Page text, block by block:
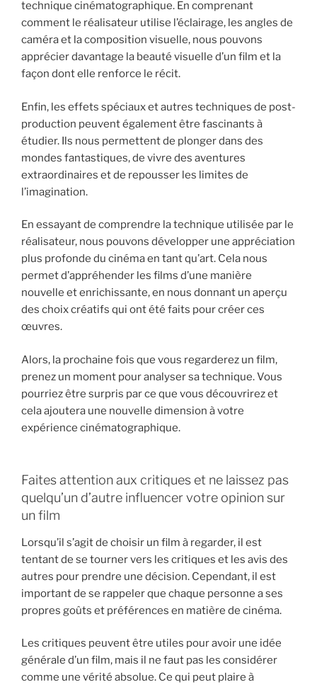
technique cinématographique. En comprenant
comment le réalisateur utilise l’éclairage, les angles de
caméra et la composition visuelle, nous pouvons
apprécier davantage la beauté visuelle d’un film et la
façon dont elle renforce le récit.
Enfin, les effets spéciaux et autres techniques de post-
production peuvent également être fascinants à
étudier. Ils nous permettent de plonger dans des
mondes fantastiques, de vivre des aventures
extraordinaires et de repousser les limites de
l’imagination.
En essayant de comprendre la technique utilisée par le
réalisateur, nous pouvons développer une appréciation
plus profonde du cinéma en tant qu’art. Cela nous
permet d’appréhender les films d’une manière
nouvelle et enrichissante, en nous donnant un aperçu
des choix créatifs qui ont été faits pour créer ces
œuvres.
Alors, la prochaine fois que vous regarderez un film,
prenez un moment pour analyser sa technique. Vous
pourriez être surpris par ce que vous découvrirez et
cela ajoutera une nouvelle dimension à votre
expérience cinématographique.
Faites attention aux critiques et ne laissez pas
quelqu’un d’autre influencer votre opinion sur
un film
Lorsqu’il s’agit de choisir un film à regarder, il est
tentant de se tourner vers les critiques et les avis des
autres pour prendre une décision. Cependant, il est
important de se rappeler que chaque personne a ses
propres goûts et préférences en matière de cinéma.
Les critiques peuvent être utiles pour avoir une idée
générale d’un film, mais il ne faut pas les considérer
comme une vérité absolue. Ce qui peut plaire à